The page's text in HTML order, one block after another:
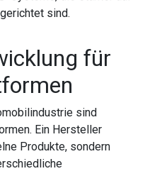
sind.
für
sind
Ein Hersteller
Produkte, sondern